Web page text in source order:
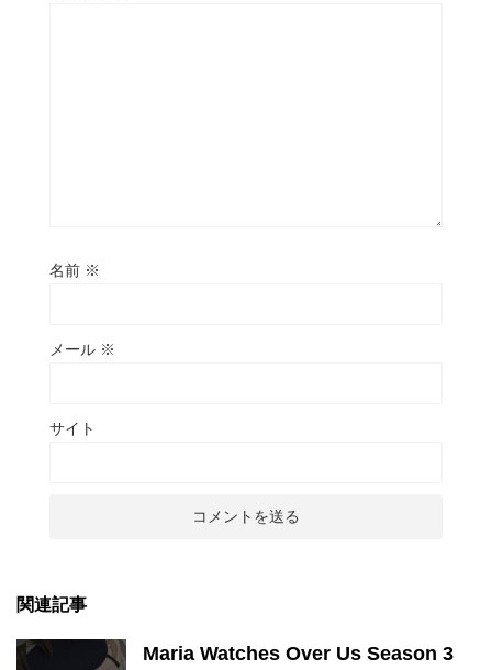
名前 ※
メール ※
サイト
関連記事
Maria Watches Over Us Season 3